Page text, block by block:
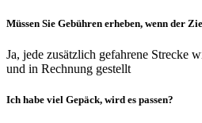
Müssen Sie Gebühren erheben, wenn der
Ja, jede zusätzlich gefahrene Strecke
und in Rechnung gestellt
Ich habe viel Gepäck, wird es passen?